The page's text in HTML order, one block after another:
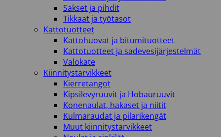
Sakset ja pihdit
Tikkaat ja työtasot
Kattotuotteet
Kattohuovat ja bitumituotteet
Kattotuotteet ja sadevesijärjestelmät
Valokate
Kiinnitystarvikkeet
Kierretangot
Kipsilevyruuvit ja Hobauruuvit
Konenaulat, hakaset ja niitit
Kulmaraudat ja pilarikengät
Muut kiinnitystarvikkeet